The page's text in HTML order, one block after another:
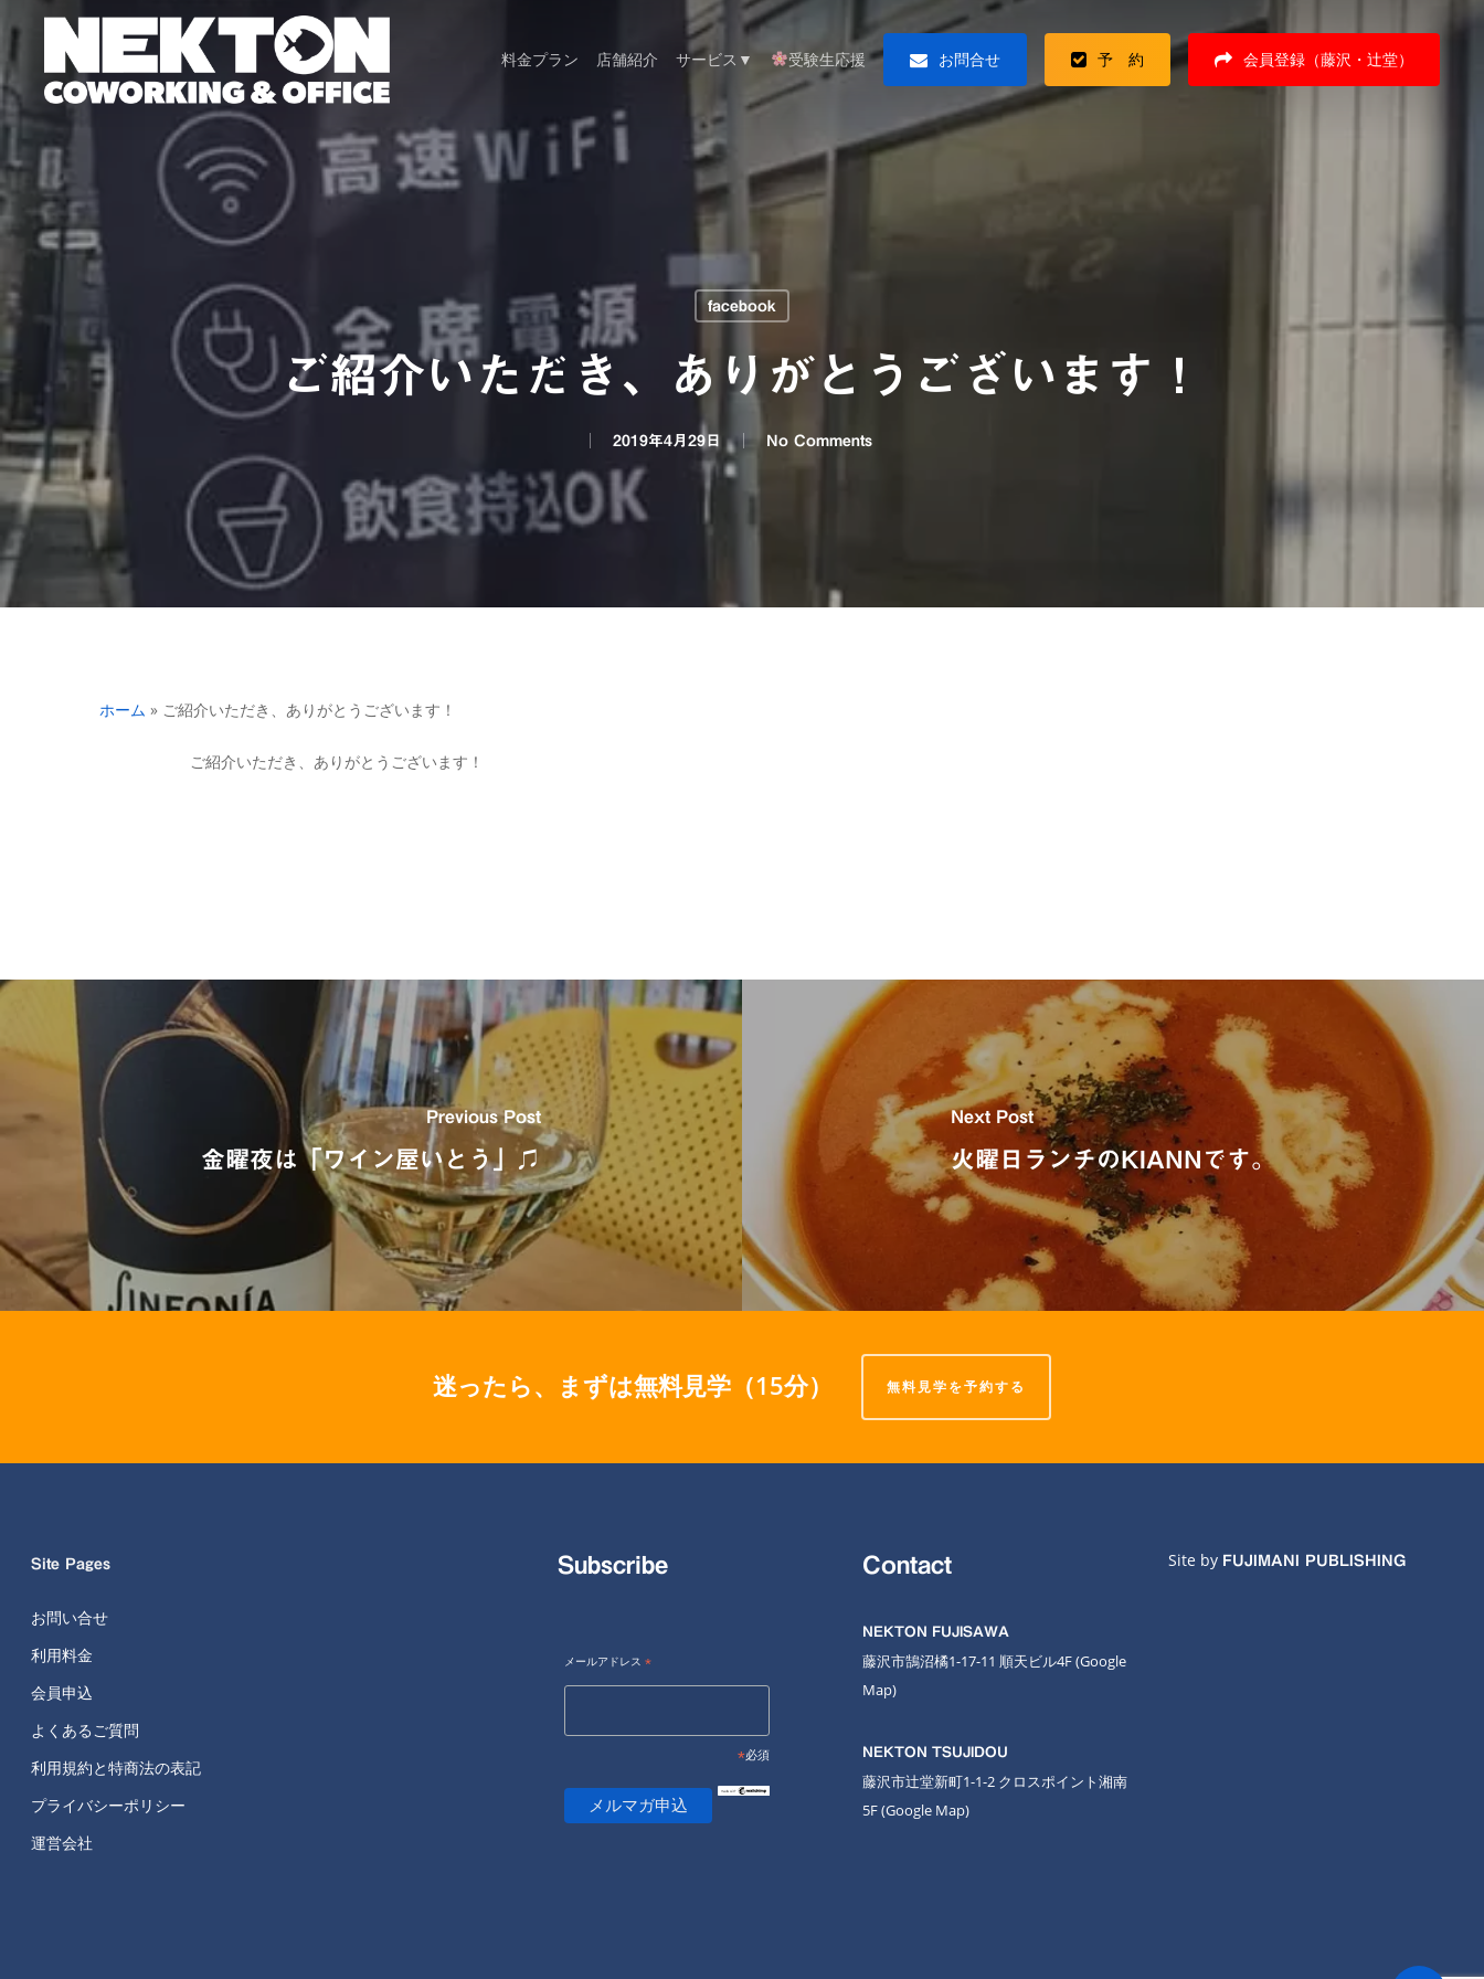
main
content
料金プラン 店舗紹介 サービス▼ 受験生応援 お問合せ 予 約 会員登録（藤沢・辻堂）
facebook
ご紹介いただき、ありがとうございます！
2019年4月29日 No Comments
ホーム » ご紹介いただき、ありがとうございます！
ご紹介いただき、ありがとうございます！
Previous Post
金曜夜は「ワイン屋いとう」♫
Next Post
火曜日ランチのKIANNです。
迷ったら、まずは無料見学（15分） 無料見学を予約する
Site Pages
お問い合せ
利用料金
会員申込
よくあるご質問
利用規約と特商法の表記
プライバシーポリシー
運営会社
Subscribe
メールアドレス *
*必須
Contact
NEKTON FUJISAWA
藤沢市鵠沼橘1-17-11 順天ビル4F(Google
Map)
NEKTON TSUJIDOU
藤沢市辻堂新町1-1-2 クロスポイント湘南
5F(Google Map)
Site by FUJIMANI PUBLISHING